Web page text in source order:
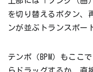
を切り替えるボタン、
ンが並ぶトランスポー
テンポ（BPM）もここ